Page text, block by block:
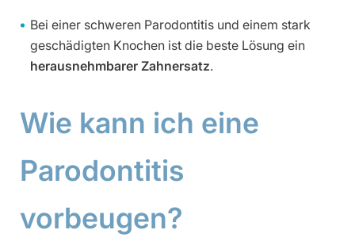
Bei einer schweren Parodontitis und einem stark
geschädigten Knochen ist die beste Lösung ein
herausnehmbarer Zahnersatz.
Wie kann ich eine
Parodontitis
vorbeugen?